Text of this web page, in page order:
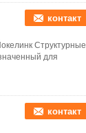
контакт
Структурные
для
контакт